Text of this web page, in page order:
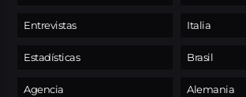
Entrevistas
Estadísticas
Agencia
Italia
Brasil
Alemania